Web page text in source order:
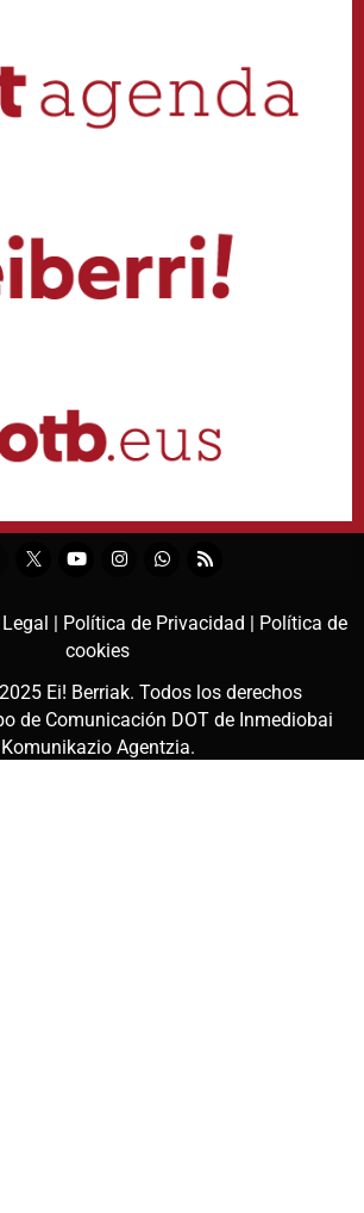
| Política de Privacidad | Política de
cookies
Ei! Berriak. Todos los derechos
de Comunicación DOT de Inmediobai
Komunikazio Agentzia.